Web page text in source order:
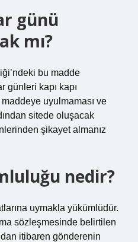
günü
mı?
bu madde
günleri kapı kapı
uyulmaması ve
sitede oluşacak
şikayet almanız
nedir?
uymakla yükümlüdür.
sözleşmesinde belirtilen
itibaren gönderenin